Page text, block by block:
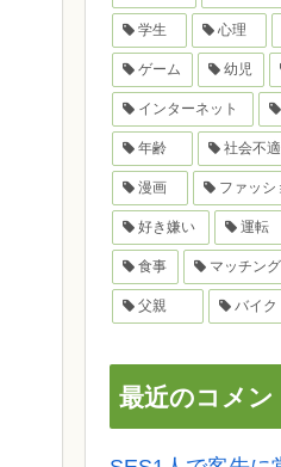
学生 心理
ゲーム 幼児
インターネット
年齢 社会不
漫画 ファッシ
好き嫌い 運転
食事 マッチン
父親 バイク
最近のコメン